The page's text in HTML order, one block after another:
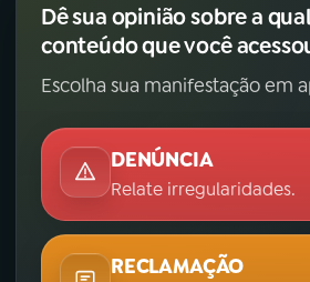
Dê sua opinião sobre a
conteúdo que você
Escolha sua manifestação em
DENÚNCIA
Relate irregularidades.
RECLAMAÇÃO